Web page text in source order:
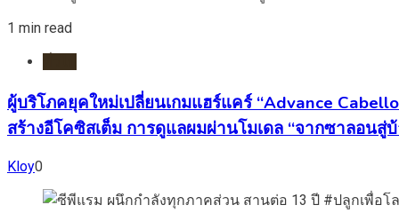
1 min read
ผู้บริโภคยุคใหม่เปลี่ยนเกมแฮร์แคร์ “Advance
สร้างอีโคซิสเต็ม การดูแลผมผ่านโมเดล “จากซาลอนสู่
Kloy0